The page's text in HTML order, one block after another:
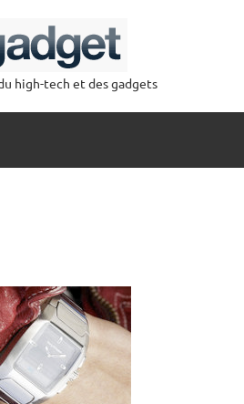
high-tech et des gadgets